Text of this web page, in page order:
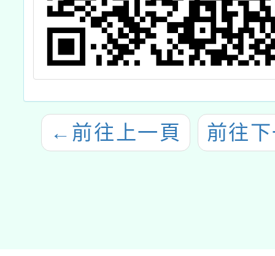
← 前往上一頁 前往